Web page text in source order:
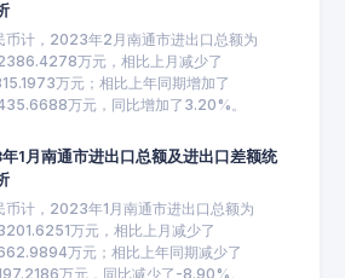
币计，2023年2月南通市进出口总额为
万元，相比上月减少了
万元；相比上年同期增加了
万元，同比增加了3.20%。
1月南通市进出口总额及进出口差额统
币计，2023年1月南通市进出口总额为
万元，相比上月减少了
万元；相比上年同期减少了
万元，同比减少了-8.90%。